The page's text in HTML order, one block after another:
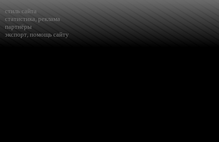
стиль сайта
статистика, реклама
партнёры
экспорт, помощь сайту